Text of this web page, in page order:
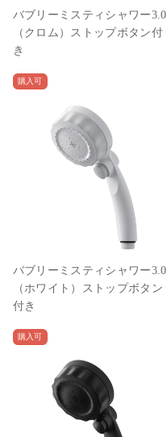
バブリーミスティシャワー3.0
（クロム）ストップボタン付
き
購入可
バブリーミスティシャワー3.0
（ホワイト）ストップボタン
付き
購入可